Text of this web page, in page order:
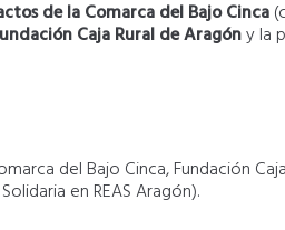
de la Comarca del Bajo Cinca
Caja Rural de Aragóny la
del Bajo Cinca, Fundación
en REAS Aragón).